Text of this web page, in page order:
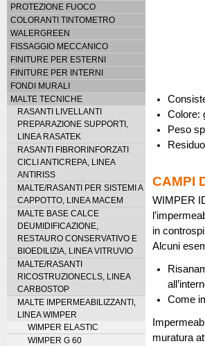
Colore:
Peso
CAMPI
WIMPER
in
Alcuni
Come
muratura
PROTEZIONE FUOCO
COLORANTI TINTOMETRO
WALERGREEN
FISSAGGIO MECCANICO
FINITURE PER ESTERNI
FINITURE PER INTERNI
FONDI MURALI
MALTE TECNICHE
RASANTI LIVELLANTI
PREPARAZIONE SUPPORTI,
LINEA RASATEK
RASANTI FIBRORINFORZATI
CICLI ANTICREPA, LINEA
ANTIRISS
MALTE/RASANTI PER SISTEMI A
CAPPOTTO, LINEA MACEM
MALTE BASE CALCE
DEUMIDIFICAZIONE,
RESTAURO CONSERVATIVO E
BIOEDILIZIA, LINEA VITRUVIO
MALTE/RASANTI
RICOSTRUZIONECLS, LINEA
CARBOSTOP
MALTE IMPERMEABILIZZANTI,
LINEA WIMPER
WIMPER ELASTIC
WIMPER G 60